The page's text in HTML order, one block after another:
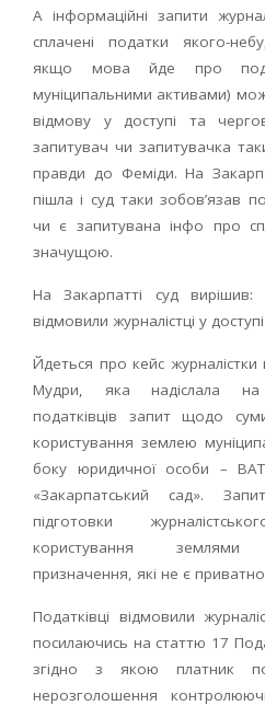
А інформаційні запити
сплачені податки якого-
якщо мова йде про
муніципальними активами)
відмову у доступі та
запитувач чи запитувачка
правди до Феміди. На
пішла і суд таки зобов’язав
чи є запитувана інфо про
значущою.
На Закарпатті суд вирішив:
відмовили журналістці у
Йдеться про кейс
Мудри, яка надіслала на
податківців запит щодо
користування землею
боку юридичної особи –
«Закарпатський сад».
підготовки
користування землями
призначення, які не є
Податківці відмовили
посилаючись на статтю 17
згідно з якою платник
нерозголошення